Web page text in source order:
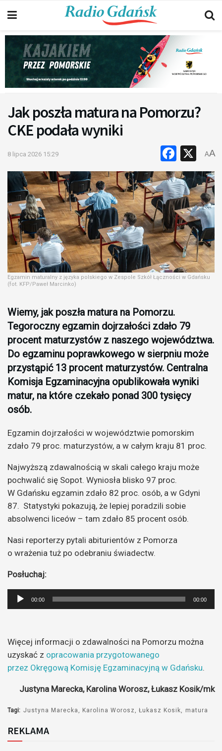
Jak poszła matura na Pomorzu?
CKE podała wyniki
8 lipca 2026 15:29 X
AA
Egzamin maturalny z języka polskiego w Zespole Szkół Łączności w Gdańsku
(fot. KFP/Paweł Marcinko)
Wiemy, jak poszła matura na Pomorzu.
Tegoroczny egzamin dojrzałości zdało 79
procent maturzystów z naszego województwa.
Do egzaminu poprawkowego w sierpniu może
przystąpić 13 procent maturzystów. Centralna
Komisja Egzaminacyjna opublikowała wyniki
matur, na które czekało ponad 300 tysięcy
osób.
Egzamin dojrzałości w województwie pomorskim
zdało 79 proc. maturzystów, a w całym kraju 81 proc.
Najwyższą zdawalnością w skali całego kraju może
pochwalić się Sopot. Wyniosła blisko 97 proc.
W Gdańsku egzamin zdało 82 proc. osób, a w Gdyni
87. Statystyki pokazują, że lepiej poradzili sobie
absolwenci liceów – tam zdało 85 procent osób.
Nasi reporterzy pytali abiturientów z Pomorza
o wrażenia tuż po odebraniu świadectw.
Posłuchaj:
Odtwarzacz
plików
00:00 00:00
Więcej informacji o zdawalności na Pomorzu można
uzyskać z opracowania przygotowanego
przez Okręgową Komisję Egzaminacyjną w Gdańsku.
Justyna Marecka, Karolina Worosz, Łukasz Kosik/mk
Tagi: Justyna Marecka Karolina Worosz Łukasz Kosik matura
REKLAMA